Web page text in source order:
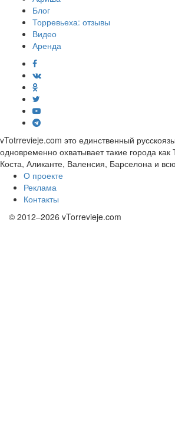
Блог
Торревьеха: отзывы
Видео
Аренда
vTotrrevieje.com это единственный
одновременно охватывает такие города
Коста, Аликанте, Валенсия, Барселона и
О проекте
Реклама
Контакты
© 2012–2026 vTorrevieje.com